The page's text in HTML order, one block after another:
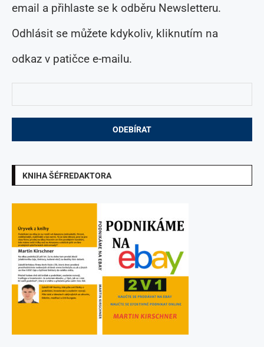
email a přihlaste se k odběru Newsletteru.
Odhlásit se můžete kdykoliv, kliknutím na
odkaz v patičce e-mailu.
KNIHA ŠÉFREDAKTORA